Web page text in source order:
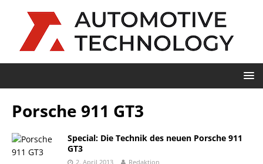
Porsche 911 GT3
Special: Die Technik des neuen Porsche 911
GT3
2. April 2013 Redaktion